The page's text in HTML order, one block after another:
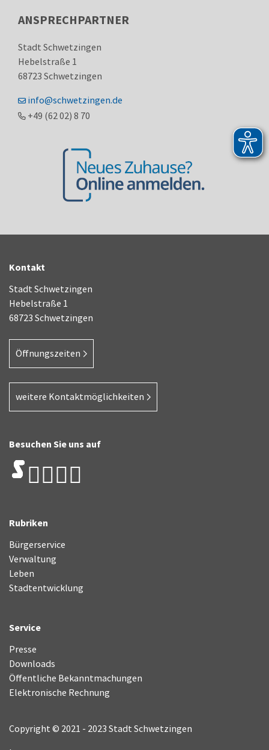
ANSPRECHPARTNER
Stadt Schwetzingen
Hebelstraße 1
68723 Schwetzingen
info@schwetzingen.de
+49 (6202) 8 70
Kontakt
Stadt Schwetzingen
Hebelstraße 1
68723 Schwetzingen
Öffnungszeiten
weitere Kontaktmöglichkeiten
Besuchen Sie uns auf
Rubriken
Bürgerservice
Verwaltung
Leben
Stadtentwicklung
Service
Presse
Downloads
Öffentliche Bekanntmachungen
Elektronische Rechnung
Copyright © 2021 - 2023 Stadt Schwetzingen